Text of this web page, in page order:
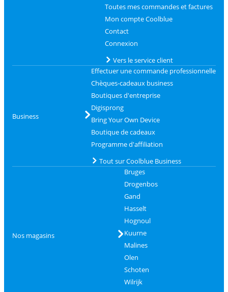
Toutes mes commandes et factures
Mon compte Coolblue
Contact
Connexion
Vers le service client
Business
Effectuer une commande professionnelle
Chèques-cadeaux business
Boutiques d'entreprise
Digisprong
Bring Your Own Device
Boutique de cadeaux
Programme d'affiliation
Tout sur Coolblue Business
Nos magasins
Bruges
Drogenbos
Gand
Hasselt
Hognoul
Kuurne
Malines
Olen
Schoten
Wilrijk